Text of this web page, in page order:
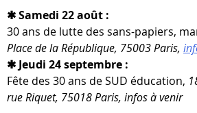
✱ Samedi 22 août :
30 ans de lutte des sans-​papiers,
Place de la République, 75003 Paris,
✱ Jeudi 24 septembre :
Fête des 30 ans de SUD édu­ca­tion,
rue Riquet, 75018 Paris, infos à venir